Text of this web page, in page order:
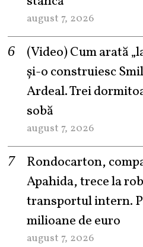
august 7, 2026
(Video) Cum arată
şi-o construiesc
Ardeal. Trei
sobă
august 7, 2026
Rondocarton,
Apahida, trece la
transportul intern.
milioane de euro
august 7, 2026